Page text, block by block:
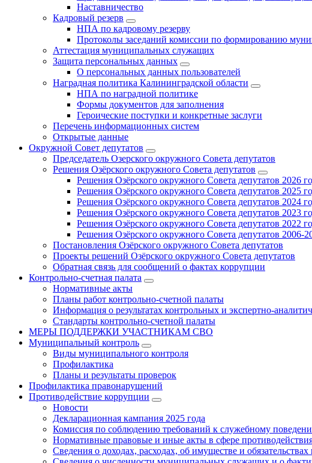
Наставничество
Кадровый резерв
НПА по кадровому резерву
Протоколы заседаний комиссии по формированию
Аттестация муниципальных служащих
Защита персональных данных
О персональных данных пользователей
Наградная политика Калининградской области
НПА по наградной политике
Формы документов для заполнения
Героические поступки и конкретные заслуги
Перечень информационных систем
Открытые данные
Окружной Совет депутатов
Председатель Озерского окружного Совета депутатов
Решения Озёрского окружного Совета депутатов
Решения Озёрского окружного Совета депутатов 2026
Решения Озёрского окружного Совета депутатов 2025
Решения Озёрского окружного Совета депутатов 2024
Решения Озёрского окружного Совета депутатов 2023
Решения Озёрского окружного Совета депутатов 2022
Решения Озёрского окружного Совета депутатов 2006-
Постановления Озёрского окружного Совета депутатов
Проекты решений Озёрского окружного Совета депутатов
Обратная связь для сообщений о фактах коррупции
Контрольно-счетная палата
Нормативные акты
Планы работ контрольно-счетной палаты
Информация о результатах контрольных и экспертно-
Стандарты контрольно-счетной палаты
МЕРЫ ПОДДЕРЖКИ УЧАСТНИКАМ СВО
Муниципальный контроль
Виды муниципального контроля
Профилактика
Планы и результаты проверок
Профилактика правонарушений
Противодействие коррупции
Новости
Декларационная кампания 2025 года
Комиссия по соблюдению требований к служебному
Нормативные правовые и иные акты в сфере
Сведения о доходах, расходах, об имуществе и